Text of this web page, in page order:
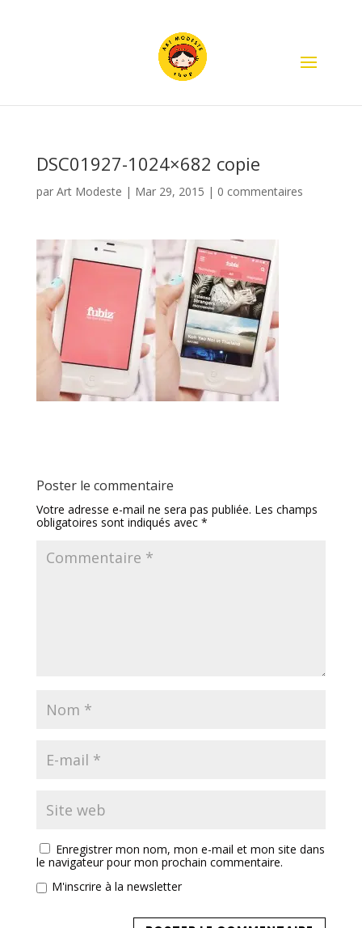
DSC01927-1024×682 copie
par Art Modeste | Mar 29, 2015 | 0 commentaires
Poster le commentaire
Votre adresse e-mail ne sera pas publiée. Les champs
obligatoires sont indiqués avec *
Enregistrer mon nom, mon e-mail et mon site dans
le navigateur pour mon prochain commentaire.
M'inscrire à la newsletter